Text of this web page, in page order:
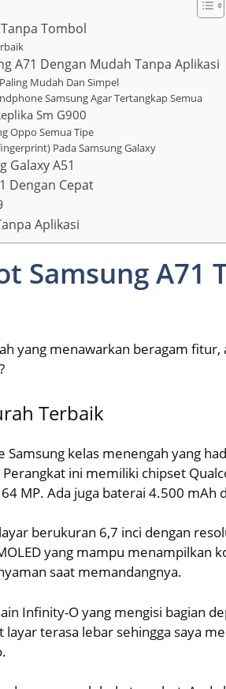
Tombol
A71 Dengan Mudah Tanpa Aplikasi
Mudah Dan Simpel
Samsung Agar Tertangkap Semua
Sm G900
Oppo Semua Tipe
Pada Samsung Galaxy
Galaxy A51
Dengan Cepat
Aplikasi
Samsung A71
yang menawarkan beragam fitur,
Terbaik
kelas menengah yang
ini memiliki chipset
MP. Ada juga baterai 4.500 mAh
berukuran 6,7 inci dengan
yang mampu menampilkan
saat memandangnya.
Infinity-O yang mengisi bagian
terasa lebar sehingga saya